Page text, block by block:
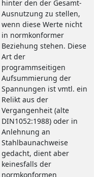
hinter den der Gesamt-
Ausnutzung zu stellen,
wenn diese Werte nicht
in normkonformer
Beziehung stehen. Diese
Art der
programmseitigen
Aufsummierung der
Spannungen ist vmtl. ein
Relikt aus der
Vergangenheit (alte
DIN1052:1988) oder in
Anlehnung an
Stahlbaunachweise
gedacht, dient aber
keinesfalls der
normkonformen